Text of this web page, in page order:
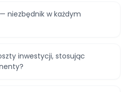
niezbędnik w każdym
inwestycji, stosując